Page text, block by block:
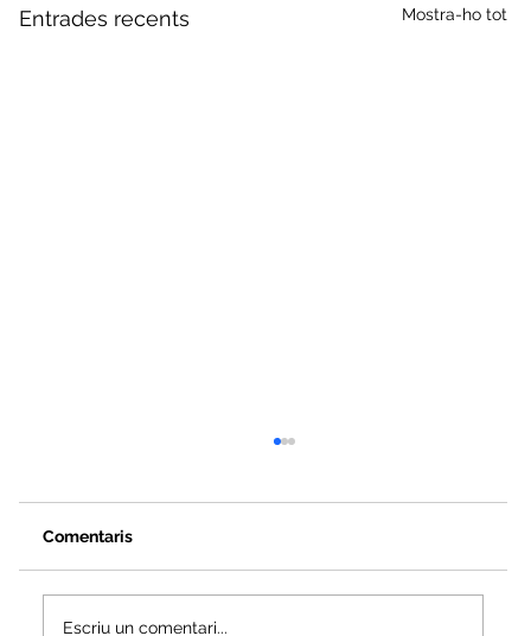
Entrades recents Mostra-ho tot
Comentaris
Escriu un comentari...